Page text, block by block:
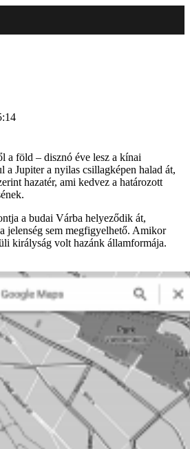
a föld – disznó éve lesz a kínai
a Jupiter a nyilas csillagképen halad át,
hazatér, ami kedvez a határozott
a budai Várba helyeződik át,
jelenség sem megfigyelhető. Amikor
királyság volt hazánk államformája.